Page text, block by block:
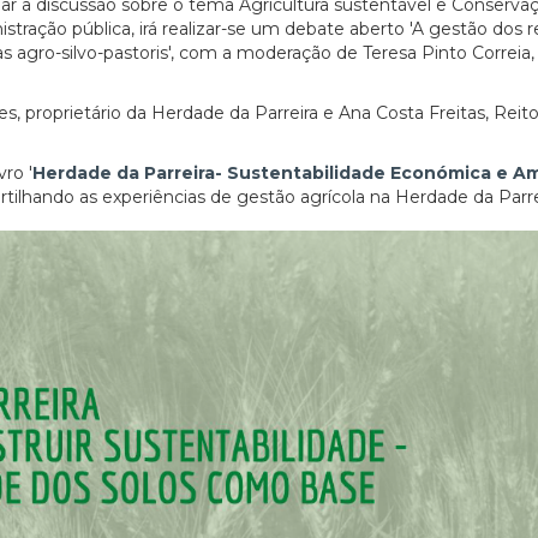
discussão sobre o tema Agricultura sustentável e
pública, irá realizar-se um debate aberto 'A gestão dos
agro-silvo-pastoris', com a moderação de Teresa Pinto
proprietário da Herdade da Parreira e Ana Costa Freitas,
'Herdade da Parreira- Sustentabilidade Económica e
as experiências de gestão agrícola na Herdade da